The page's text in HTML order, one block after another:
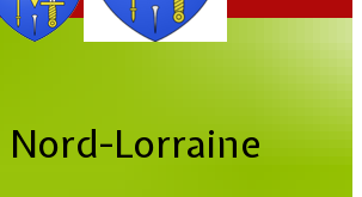
Nord-Lorraine